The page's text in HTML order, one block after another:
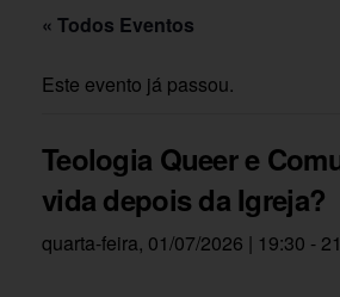
« Todos Eventos
Este evento já passou.
Teologia Queer e
vida depois da Igreja?
quarta-feira, 01/07/2026 | 19:30 -